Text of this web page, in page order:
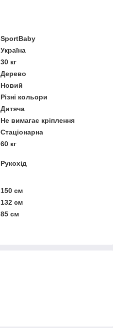
SportBaby
Україна
30 кг
Дерево
Новий
Різні кольори
Дитяча
Не вимагає кріплення
Стаціонарна
60 кг
Рукохід
150 см
132 см
85 см